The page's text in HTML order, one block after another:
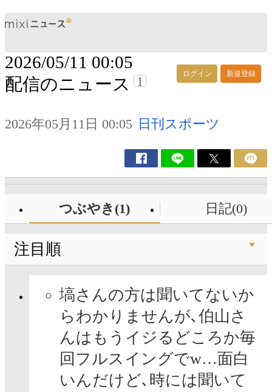
ログイン 新規登録
2026/05/11 00:05
配信のニュース
1
2026年05月11日 00:05 日刊スポーツ
つぶやき(1) 日記(0)
注目順
塙さんの方は聞いてないか
らわかりませんが､伯山さ
んはもうイジるどころか毎
回フルスイングでw…面白
いんだけど､時には聞いて